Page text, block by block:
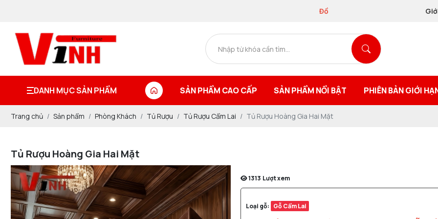
hơn 20 năm Thiết Kế - Thi Công - Sản
DANH MỤC SẢN PHẨM SẢN PHẨM CAO CẤP SẢN PHẨM NỔI BẬT PHIÊN BẢN GIỚI
Trang chủ Sản phẩm Phòng Khách Tủ Rượu Tủ Rượu Cẩm Lai Tủ Rượu Hoàng Gia Hai Mặt
Tủ Rượu Hoàng Gia Hai Mặt
1313 Lượt xem
Loại gỗ: Gỗ Cẩm Lai